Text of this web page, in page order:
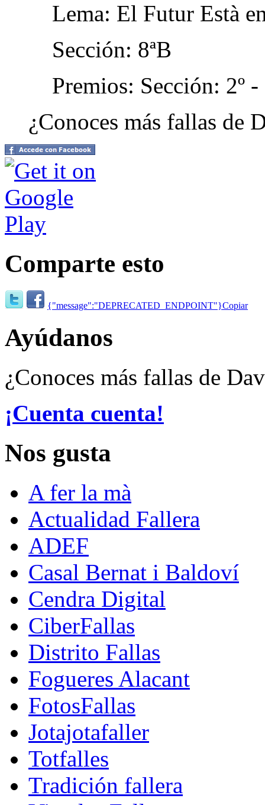
Lema: El Futur Està
Sección: 8ªB
Premios: Sección: 2º
¿Conoces más fallas de
Comparte esto
{"message":"DEPRECATED_ENDPOINT"}Copiar
Ayúdanos
¿Conoces más fallas de
¡Cuenta cuenta!
Nos gusta
A fer la mà
Actualidad Fallera
ADEF
Casal Bernat i Baldoví
Cendra Digital
CiberFallas
Distrito Fallas
Fogueres Alacant
FotosFallas
Jotajotafaller
Totfalles
Tradición fallera